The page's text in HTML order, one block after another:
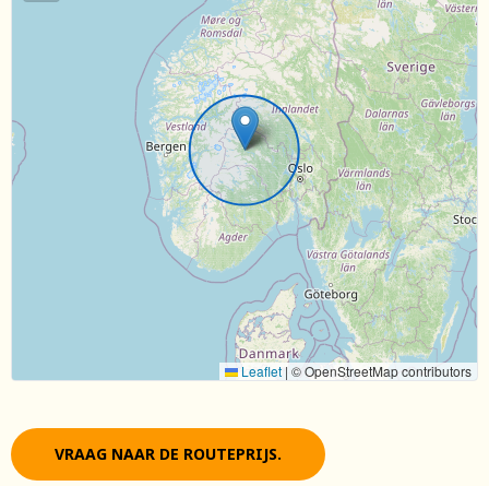
Leaflet | © OpenStreetMap contributors
VRAAG NAAR DE ROUTEPRIJS.